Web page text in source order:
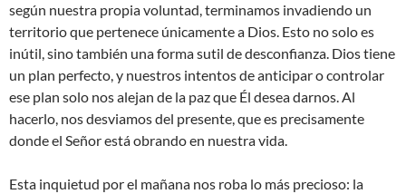
según nuestra propia voluntad, terminamos invadiendo un
territorio que pertenece únicamente a Dios. Esto no solo es
inútil, sino también una forma sutil de desconfianza. Dios tiene
un plan perfecto, y nuestros intentos de anticipar o controlar
ese plan solo nos alejan de la paz que Él desea darnos. Al
hacerlo, nos desviamos del presente, que es precisamente
donde el Señor está obrando en nuestra vida.
Esta inquietud por el mañana nos roba lo más precioso: la